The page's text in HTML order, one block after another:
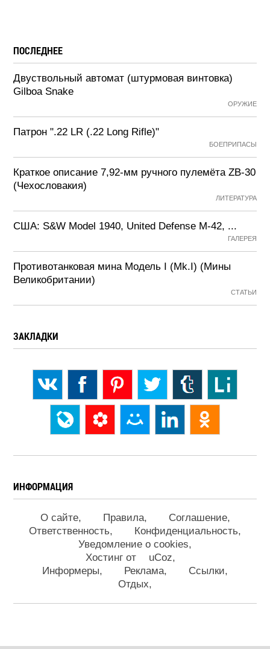
ПОСЛЕДНЕЕ
Двуствольный автомат (штурмовая винтовка)
Gilboa Snake
ОРУЖИЕ
Патрон ".22 LR (.22 Long Rifle)"
БОЕПРИПАСЫ
Краткое описание 7,92-мм ручного пулемёта ZB-30
(Чехословакия)
ЛИТЕРАТУРА
США: S&W Model 1940, United Defense M-42, ...
ГАЛЕРЕЯ
Противотанковая мина Модель I (Mk.I) (Мины
Великобритании)
СТАТЬИ
ЗАКЛАДКИ
ИНФОРМАЦИЯ
О сайте Правила
Соглашение
Ответственность
Конфиденциальность
Уведомление о cookies
Хостинг от
uCoz
Информеры
Реклама
Ссылки
Отдых